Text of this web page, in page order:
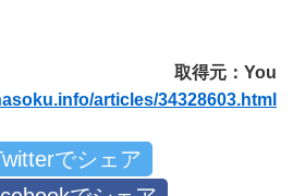
取得元：You
articles/34328603.html
でシェア